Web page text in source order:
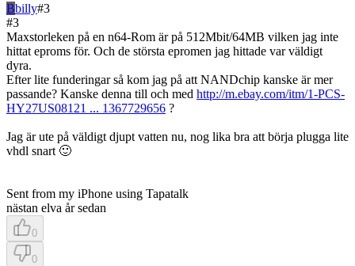
Bbilly#3
#3
Maxstorleken på en n64-Rom är på 512Mbit/64MB vilken jag inte
hittat eproms för. Och de största epromen jag hittade var väldigt
dyra.
Efter lite funderingar så kom jag på att NANDchip kanske är mer
passande? Kanske denna till och med http://m.ebay.com/itm/1-PCS-
HY27US08121 ... 1367729656 ?
Jag är ute på väldigt djupt vatten nu, nog lika bra att börja plugga lite
vhdl snart 🙂
Sent from my iPhone using Tapatalk
nästan elva år sedan
0
0